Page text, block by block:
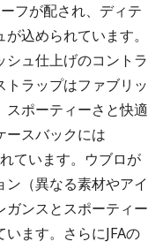
フが配され、ディテ
込められています。
ュ仕上げのコントラ
ラップはファブリッ
スポーティーさと快適
ースバックには
ています。ウブロが
（異なる素材やアイ
ガンスとスポーティー
ます。さらにJFAの